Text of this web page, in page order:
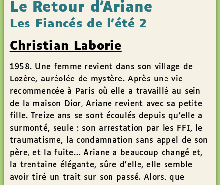
Le Retour d’Ariane
Les Fiancés de l'été 2
Christian Laborie
1958. Une femme revient dans son village de
Lozère, auréolée de mystère. Après une vie
recommencée à Paris où elle a travaillé au sein
de la maison Dior, Ariane revient avec sa petite
fille. Treize ans se sont écoulés depuis qu’elle a
surmonté, seule : son arrestation par les FFI, le
traumatisme, la condamnation sans appel de son
père, et la fuite… Ariane a beaucoup changé et,
la trentaine élégante, sûre d’elle, elle semble
avoir tiré un trait sur son passé. Alors, que